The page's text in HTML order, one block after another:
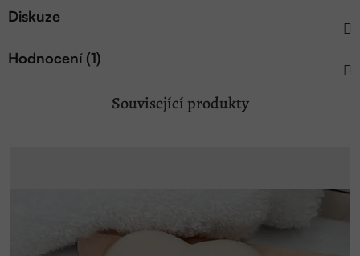
Diskuze
Hodnocení (1)
Související produkty